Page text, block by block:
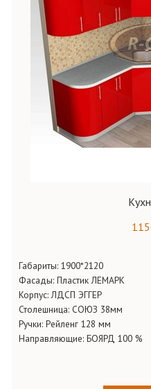
Габариты: 1900*2120
Фасады: Пластик ЛЕМАРК
Корпус:ЛДСП ЭГГЕР
Столешница: СОЮЗ 38мм
Ручки: Рейленг 128 мм
Направляющие: БОЯРД 100 %